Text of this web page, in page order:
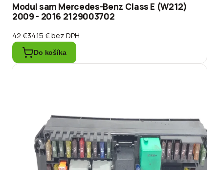
Modul sam Mercedes-Benz Class E (W212)
2009 - 2016 2129003702
42 €34.15 €bez DPH
Do košíka